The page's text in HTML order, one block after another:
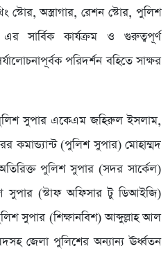
স্টোর, অস্ত্রাগার, রেশন স্টোর, পুলিশ
সার্বিক কার্যক্রম ও গুরুত্বপূর্ণ
পরিদর্শন বহিতে সাক্ষর
সুপার একেএম জহিরুল ইসলাম,
কমান্ড্যান্ট (পুলিশ সুপার) মোহাম্মদ
পুলিশ সুপার (সদর সার্কেল)
সুপার (স্টাফ অফিসার টু ডিআইজি)
সুপার (শিক্ষানবিশ) আব্দুল্লাহ আল
জেলা পুলিশের অন্যান্য ঊর্ধ্বতন